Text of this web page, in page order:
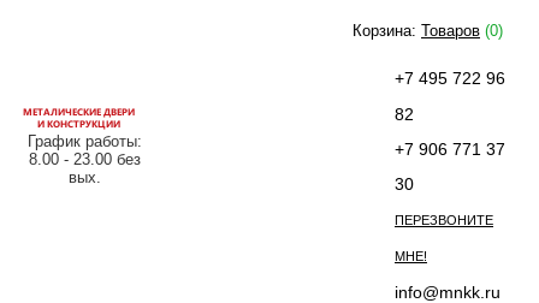
МЕТАЛИЧЕСКИЕ ДВЕРИ
И КОНСТРУКЦИИ
График работы:
8.00 - 23.00 без
вых.
+7 495 722 96
82
+7 906 771 37
30
ПЕРЕЗВОНИТЕ
МНЕ!
info@mnkk.ru
Корзина: Товаров (0)